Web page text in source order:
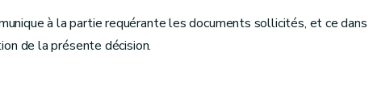
à la partie requérante les documents sollicités, et ce dans
de la présente décision.